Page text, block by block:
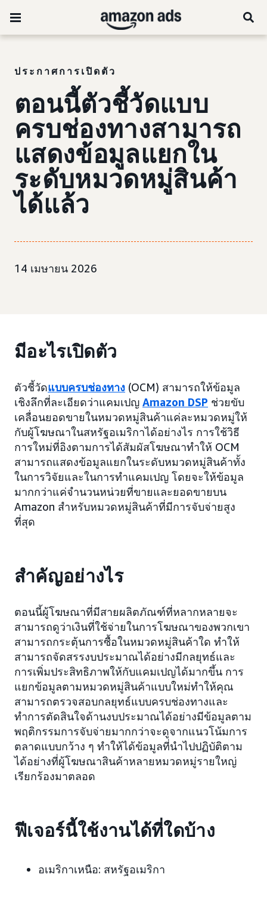
ประกาศการเปิดตัว
ตอนนี้ตัวชี้วัดแบบ
ครบช่องทางสามารถ
แสดงข้อมูลแยกใน
ระดับหมวดหมู่สินค้า
ได้แล้ว
14 เมษายน 2026
มีอะไรเปิดตัว
ตัวชี้วัดแบบครบช่องทาง (OCM) สามารถให้ข้อมูล
เชิงลึกที่ละเอียดว่าแคมเปญ Amazon DSP ช่วยขับ
เคลื่อนยอดขายในหมวดหมู่สินค้าแค่ละหมวดหมู่ให้
กับผู้โฆษณาในสหรัฐอเมริกาได้อย่างไร การใช้วิธี
การใหม่ที่อิงตามการได้สัมผัสโฆษณาทำให้ OCM
สามารถแสดงข้อมูลแยกในระดับหมวดหมู่สินค้าทั้ง
ในการวิจัยและในการทำแคมเปญ โดยจะให้ข้อมูล
มากกว่าแค่จำนวนหน่วยที่ขายและยอดขายบน
Amazon สำหรับหมวดหมู่สินค้าที่มีการจับจ่ายสูง
ที่สุด
สำคัญอย่างไร
ตอนนี้ผู้โฆษณาที่มีสายผลิตภัณฑ์ที่หลากหลายจะ
สามารถดูว่าเงินที่ใช้จ่ายในการโฆษณาของพวกเขา
สามารถกระตุ้นการซื้อในหมวดหมู่สินค้าใด ทำให้
สามารถจัดสรรงบประมาณได้อย่างมีกลยุทธ์และ
การเพิ่มประสิทธิภาพให้กับแคมเปญได้มากขึ้น การ
แยกข้อมูลตามหมวดหมู่สินค้าแบบใหม่ทำให้คุณ
สามารถตรวจสอบกลยุทธ์แบบครบช่องทางและ
ทำการตัดสินใจด้านงบประมาณได้อย่างมีข้อมูลตาม
พฤติกรรมการจับจ่ายมากกว่าจะดูจากแนวโน้มการ
ตลาดแบบกว้าง ๆ ทำให้ได้ข้อมูลที่นำไปปฏิบัติตาม
ได้อย่างที่ผู้โฆษณาสินค้าหลายหมวดหมู่รายใหญ่
เรียกร้องมาตลอด
ฟีเจอร์นี้ใช้งานได้ที่ใดบ้าง
อเมริกาเหนือ: สหรัฐอเมริกา